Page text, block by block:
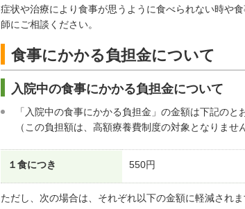
症状や治療により食事が思うように食べられない時や
師にご相談ください。
食事にかかる負担金について
入院中の食事にかかる負担金について
「入院中の食事にかかる負担金」の金額は下記のと
（この負担額は、高額療養費制度の対象となりませ
１食につき 550円
ただし、次の場合は、それぞれ以下の金額に軽減されま